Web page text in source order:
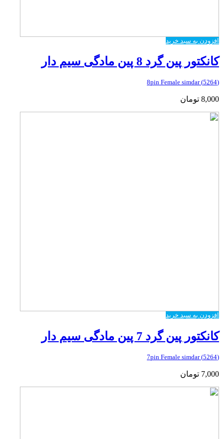
افزودن به سبد خرید
کانکتور پین گرد 8 پین مادگی سیم دار
(5264) 8pin Female simdar
8,000 تومان
افزودن به سبد خرید
کانکتور پین گرد 7 پین مادگی سیم دار
(5264) 7pin Female simdar
7,000 تومان